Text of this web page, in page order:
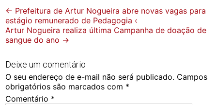
Post
navigation
← Prefeitura de Artur Nogueira abre novas vagas para
estágio remunerado de Pedagogia ‹
Artur Nogueira realiza última Campanha de doação de
sangue do ano →
Deixe um comentário
O seu endereço de e-mail não será publicado. Campos
obrigatórios são marcados com *
Comentário *